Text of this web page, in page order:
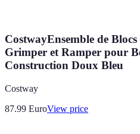
CostwayEnsemble de
Grimper et Ramper pour
Construction Doux Bleu
Costway
87.99 EuroView price